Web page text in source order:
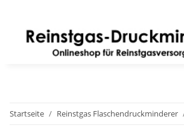
Startseite Reinstgas Flaschendruckminderer